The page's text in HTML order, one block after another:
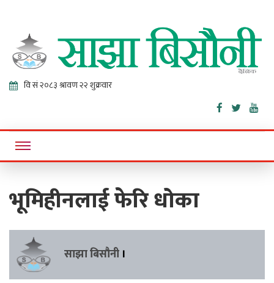
Sajha
Bisaunee
Online News Portal
भूमिहीनलाई फेरि धोका
साझा बिसौनी ।